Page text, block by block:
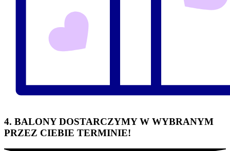
4. BALONY DOSTARCZYMY W WYBRANYM
PRZEZ CIEBIE TERMINIE!